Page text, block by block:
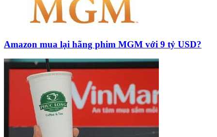
Amazon mua lại hãng phim MGM với 9 tỷ USD?